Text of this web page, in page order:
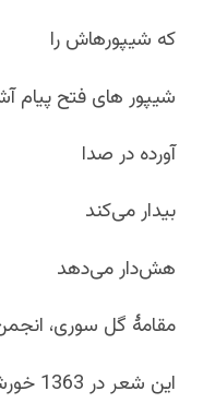
که شیپورهاش را
شیپور های فتح پیام
آورده در صدا
بیدار می‌کند
هش‌دار می‌دهد
مقامۀ گل سوری، انجمن
این